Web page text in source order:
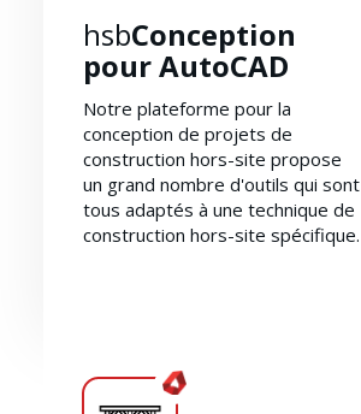
Solutions
hsbConception
pour AutoCAD
Notre plateforme pour la
conception de projets de
construction hors-site propose
un grand nombre d'outils qui sont
tous adaptés à une technique de
construction hors-site spécifique.